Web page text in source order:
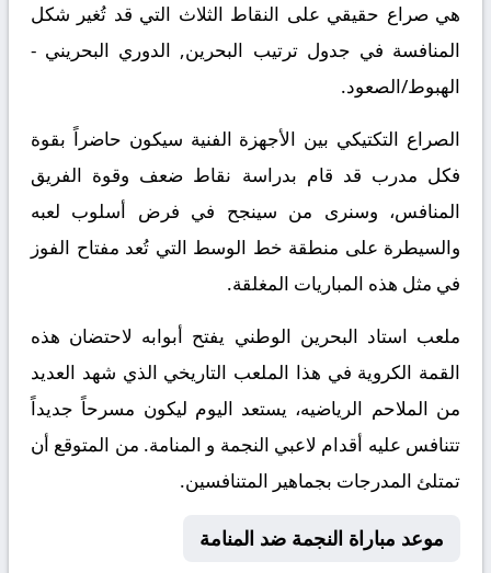
هي صراع حقيقي على النقاط الثلاث التي قد تُغير شكل
المنافسة في جدول ترتيب البحرين, الدوري البحريني -
الهبوط/الصعود.
الصراع التكتيكي بين الأجهزة الفنية سيكون حاضراً بقوة
فكل مدرب قد قام بدراسة نقاط ضعف وقوة الفريق
المنافس، وسنرى من سينجح في فرض أسلوب لعبه
والسيطرة على منطقة خط الوسط التي تُعد مفتاح الفوز
في مثل هذه المباريات المغلقة.
ملعب استاد البحرين الوطني يفتح أبوابه لاحتضان هذه
القمة الكروية في هذا الملعب التاريخي الذي شهد العديد
من الملاحم الرياضيه، يستعد اليوم ليكون مسرحاً جديداً
تتنافس عليه أقدام لاعبي النجمة و المنامة. من المتوقع أن
تمتلئ المدرجات بجماهير المتنافسين.
موعد مباراة النجمة ضد المنامة